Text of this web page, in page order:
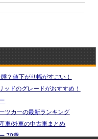
？値下がり幅がすごい！
ッドのグレードがおすすめ！
ツカーの最新ランキング
車/外車の中古車まとめ
70選